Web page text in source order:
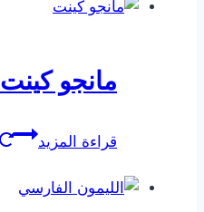
مانجو كينت
قراءة المزيد